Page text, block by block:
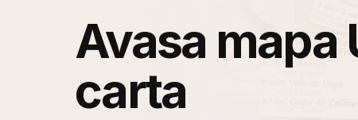
Avasa mapa
carta